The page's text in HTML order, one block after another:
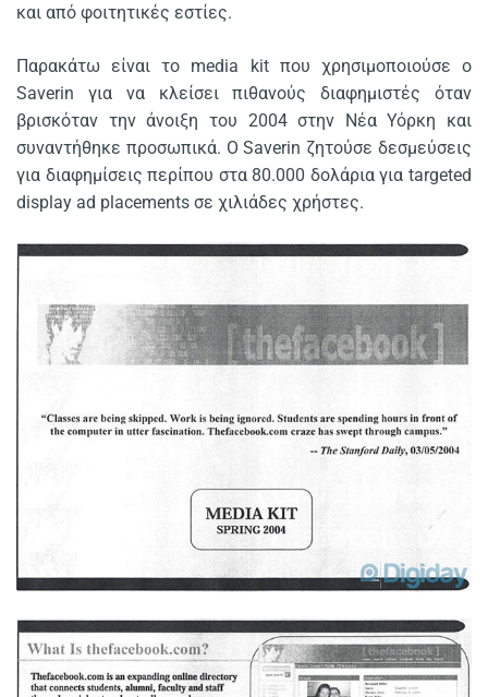
και από φοιτητικές εστίες.
Παρακάτω είναι το media kit που χρησιμοποιούσε ο
Saverin για να κλείσει πιθανούς διαφημιστές όταν
βρισκόταν την άνοιξη του 2004 στην Νέα Υόρκη και
συναντήθηκε προσωπικά. Ο Saverin ζητούσε δεσμεύσεις
για διαφημίσεις περίπου στα 80.000 δολάρια για targeted
display ad placements σε χιλιάδες χρήστες.